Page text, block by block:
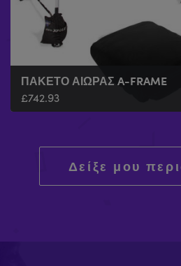
ΠΑΚΈΤΟ ΑΙΏΡΑΣ A-FRAME
£742.93
Δείξε μου